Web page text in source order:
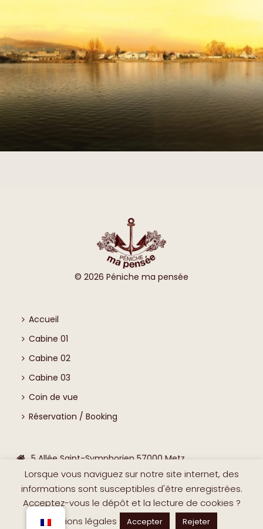
© 2026 Péniche ma pensée
Accueil
Cabine 01
Cabine 02
Cabine 03
Coin de vue
Réservation / Booking
5 Allée Saint-Symphorien 57000 Metz
0631194603
contact@peniche-ma-pensee.com
Lorsque vous naviguez sur notre site internet, des
informations sont susceptibles d'être enregistrées.
Acceptez-vous le dépôt et la lecture de cookies ?
Mentions légales
Accepter Rejeter